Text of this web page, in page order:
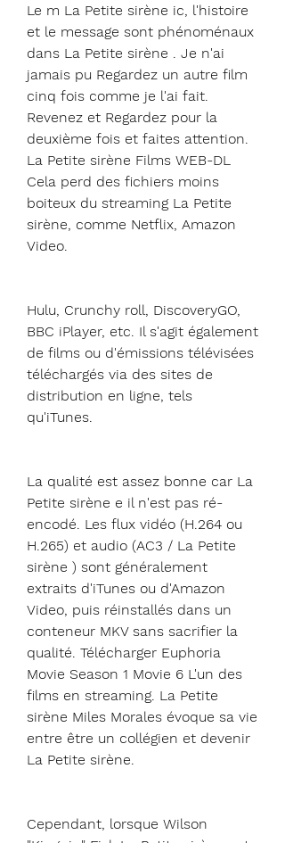
Le m La Petite sirène ic, l'histoire
et le message sont phénoménaux
dans La Petite sirène . Je n'ai
jamais pu Regardez un autre film
cinq fois comme je l'ai fait.
Revenez et Regardez pour la
deuxième fois et faites attention.
La Petite sirène Films WEB-DL
Cela perd des fichiers moins
boiteux du streaming La Petite
sirène, comme Netflix, Amazon
Video.
Hulu, Crunchy roll, DiscoveryGO,
BBC iPlayer, etc. Il s'agit également
de films ou d'émissions télévisées
téléchargés via des sites de
distribution en ligne, tels
qu'iTunes.
La qualité est assez bonne car La
Petite sirène e il n'est pas ré-
encodé. Les flux vidéo (H.264 ou
H.265) et audio (AC3 / La Petite
sirène ) sont généralement
extraits d'iTunes ou d'Amazon
Video, puis réinstallés dans un
conteneur MKV sans sacrifier la
qualité. Télécharger Euphoria
Movie Season 1 Movie 6 L'un des
films en streaming. La Petite
sirène Miles Morales évoque sa vie
entre être un collégien et devenir
La Petite sirène.
Cependant, lorsque Wilson